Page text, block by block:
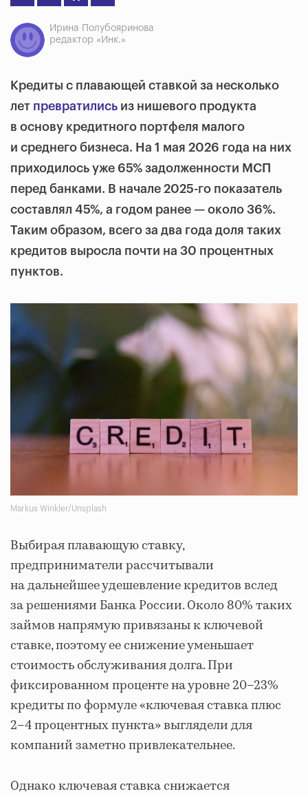
Ирина Полубояринова
редактор «Инк.»
Кредиты с плавающей ставкой за несколько
лет превратились из нишевого продукта
в основу кредитного портфеля малого
и среднего бизнеса. На 1 мая 2026 года на них
приходилось уже 65% задолженности МСП
перед банками. В начале 2025-го показатель
составлял 45%, а годом ранее — около 36%.
Таким образом, всего за два года доля таких
кредитов выросла почти на 30 процентных
пунктов.
Markus Winkler/Unsplash
Выбирая плавающую ставку,
предприниматели рассчитывали
на дальнейшее удешевление кредитов вслед
за решениями Банка России. Около 80% таких
займов напрямую привязаны к ключевой
ставке, поэтому ее снижение уменьшает
стоимость обслуживания долга. При
фиксированном проценте на уровне 20–23%
кредиты по формуле «ключевая ставка плюс
2–4 процентных пункта» выглядели для
компаний заметно привлекательнее.
Однако ключевая ставка снижается